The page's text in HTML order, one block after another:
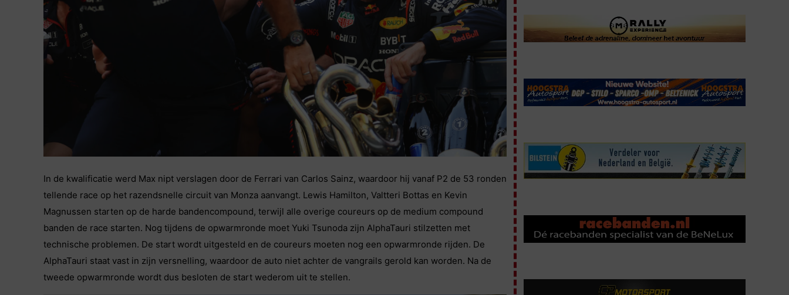
In de kwalificatie werd Max nipt verslagen door de Ferrari van Carlos Sainz, waardoor hij vanaf P2 de 53 ronden
tellende race op het razendsnelle circuit van Monza aanvangt. Lewis Hamilton, Valtteri Bottas en Kevin
Magnussen starten op de harde bandencompound, terwijl alle overige coureurs op de medium compound
banden de race starten. Nog tijdens de opwarmronde moet Yuki Tsunoda zijn AlphaTauri stilzetten met
technische problemen. De start wordt uitgesteld en de coureurs moeten nog een opwarmronde rijden. De
AlphaTauri staat vast in zijn versnelling, waardoor de auto niet achter de vangrails gerold kan worden. Na de
tweede opwarmronde wordt dus besloten de start wederom uit te stellen.